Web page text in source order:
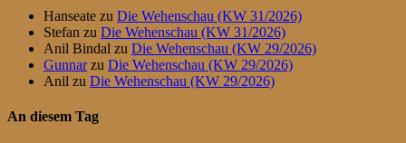
Hanseate zu Die Wehenschau (KW 31/2026)
Stefan zu Die Wehenschau (KW 31/2026)
Anil Bindal zu Die Wehenschau (KW 29/2026)
Gunnarzu Die Wehenschau (KW 29/2026)
Anil zu Die Wehenschau (KW 29/2026)
An diesem Tag